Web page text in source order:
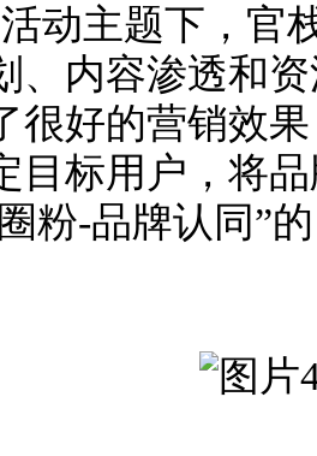
动主题下，官
、内容渗透和
很好的营销效
目标用户，将
粉-品牌认同”